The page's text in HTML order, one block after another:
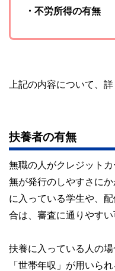
・不労所得の有無
上記の内容について、
扶養者の有無
無職の人がクレジット
無が発行のしやすさに
に入っている学生や、
合は、審査に通りやすい
扶養に入っている人の
「世帯年収」が用いら